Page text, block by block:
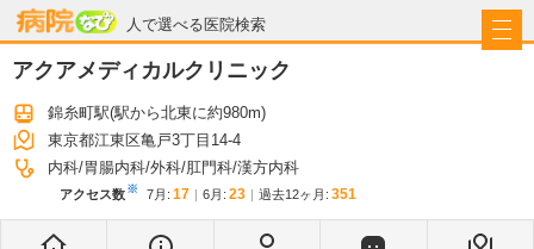
人で選べる医院検索
病院なび
アクアメディカルクリニック
錦糸町駅(駅から北東に約980m)
東京都江東区亀戸3丁目14-4
内科 胃腸内科 外科 肛門科 漢方内科
アクセス数※ 7月 : 17 6月 : 23 過去12ヶ月: 351